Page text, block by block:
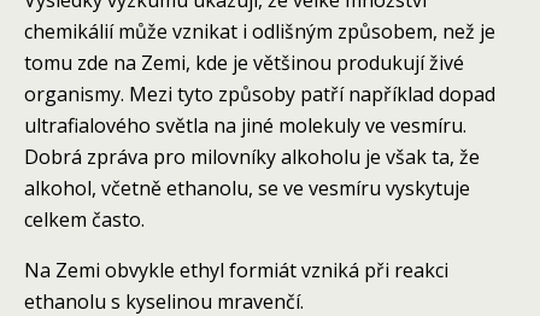
chemikálií může vznikat i odlišným způsobem, než je
tomu zde na Zemi, kde je většinou produkují živé
organismy. Mezi tyto způsoby patří například dopad
ultrafialového světla na jiné molekuly ve vesmíru.
Dobrá zpráva pro milovníky alkoholu je však ta, že
alkohol, včetně ethanolu, se ve vesmíru vyskytuje
celkem často.
Na Zemi obvykle ethyl formiát vzniká při reakci
ethanolu s kyselinou mravenčí.